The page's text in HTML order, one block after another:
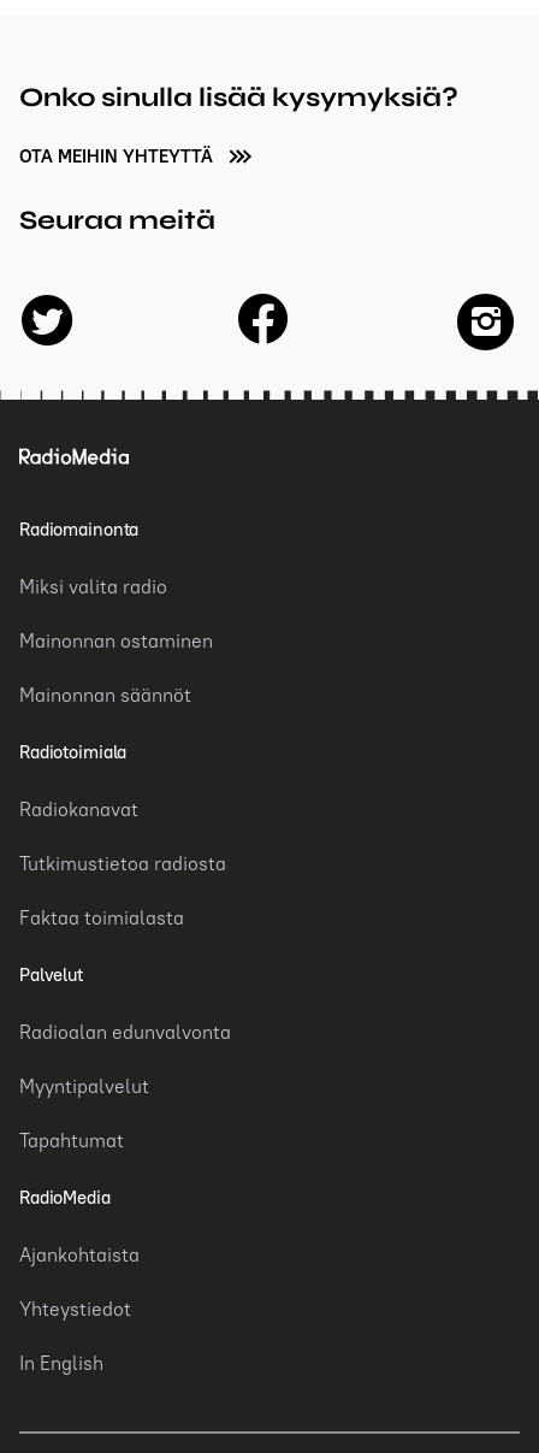
Onko sinulla lisää kysymyksiä?
OTA MEIHIN YHTEYTTÄ
Seuraa meitä
twitter facebook
Radiomainonta
Miksi valita radio
Mainonnan ostaminen
Mainonnan säännöt
Radiotoimiala
Radiokanavat
Tutkimustietoa radiosta
Faktaa toimialasta
Palvelut
Radioalan edunvalvonta
Myyntipalvelut
Tapahtumat
RadioMedia
Ajankohtaista
Yhteystiedot
In English